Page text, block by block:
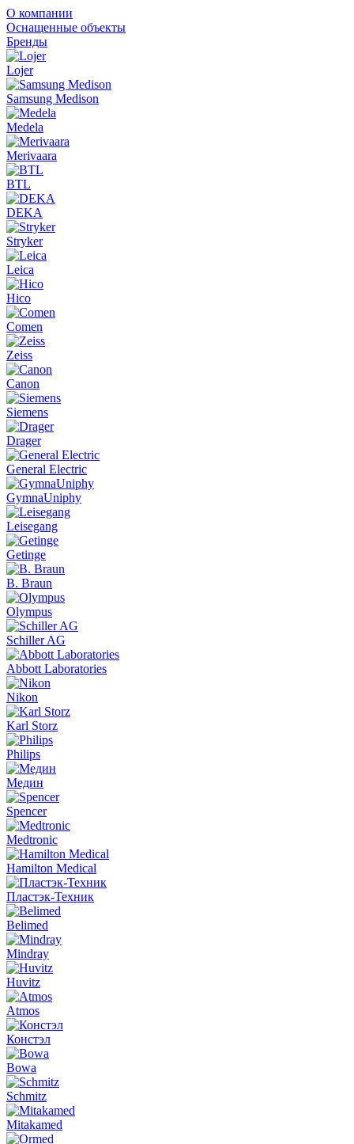
О компании
Оснащенные объекты
Бренды
Lojer
Samsung Medison
Medela
Merivaara
BTL
DEKA
Stryker
Leica
Hico
Comen
Zeiss
Canon
Siemens
Drager
General Electric
GymnaUniphy
Leisegang
Getinge
B. Braun
Olympus
Schiller AG
Abbott Laboratories
Nikon
Karl Storz
Philips
Медин
Spencer
Medtronic
Hamilton Medical
Пластэк-Техник
Belimed
Mindray
Huvitz
Atmos
Констэл
Bowa
Schmitz
Mitakamed